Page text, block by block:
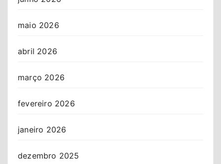
maio 2026
abril 2026
março 2026
fevereiro 2026
janeiro 2026
dezembro 2025